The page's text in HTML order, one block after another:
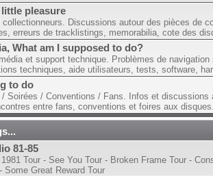
pleasure
collectionneurs. Discussions autour des pièces de
erreurs de tracklistings, memorabilia, cote des
What am I supposed to do?
et support technique. Problèmes de navigation
techniques, aide utilisateurs, tests, software,
to do
/ Soirées / Conventions / Fans. Infos et discussions
entre fans, conventions et foires aux
81-85
Tour - See You Tour - Broken Frame Tour -
Some Great Reward Tour